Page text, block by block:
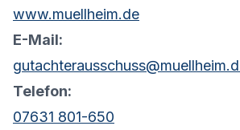
www.muellheim.de
E-Mail:
Telefon:
07631 801-650